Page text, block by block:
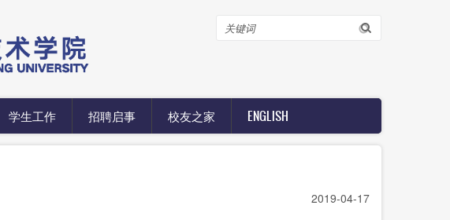
搜
索
学生工作 招聘启事 校友之家 ENGLISH
2019-04-17